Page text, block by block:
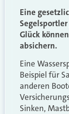
Eine
Glück
absichern.
Eine
Beispiel für
anderen
Sinken,